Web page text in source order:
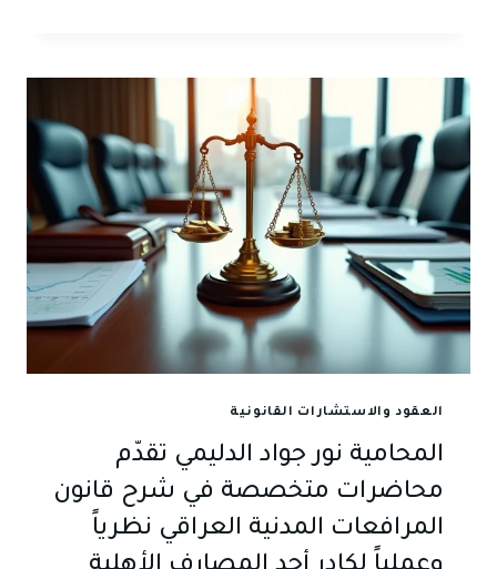
محاضرات
متخصصة
في
شرح
مصادر
الالتزام
المدني
العراقي
معززة
بقرارات
التمييز
العقود والاستشارات القانونية
المحامية نور جواد الدليمي تقدّم
محاضرات متخصصة في شرح قانون
المرافعات المدنية العراقي نظرياً